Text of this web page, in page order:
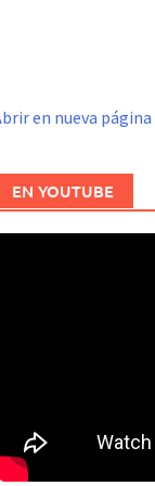
en nueva página
EN YOUTUBE